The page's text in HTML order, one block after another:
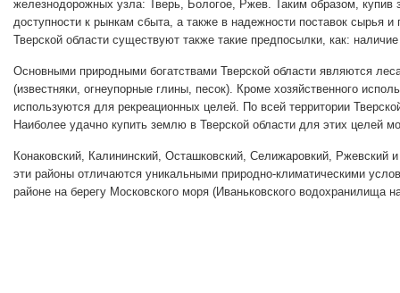
железнодорожных узла: Тверь, Бологое, Ржев. Таким образом,
доступности к рынкам сбыта, а также в надежности поставок сырья
Тверской области существуют также такие предпосылки, как:
Основными природными богатствами Тверской области являются
(известняки, огнеупорные глины, песок). Кроме хозяйственного
используются для рекреационных целей. По всей территории
Наиболее удачно купить землю в Тверской области для этих целей
Конаковский, Калининский, Осташковский, Селижаровкий, Ржевский
эти районы отличаются уникальными природно-климатическими
районе на берегу Московского моря (Иваньковского